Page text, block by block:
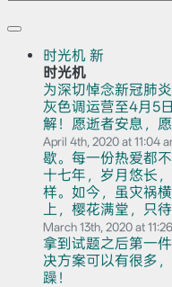
时光机 新
时光机
为深切悼念新冠肺
灰色调运营至4月5
解！愿逝者安息，
April 4th, 2020 at 11:04
歇。每一份热爱都
十七年，岁月悠长
样。如今，虽灾祸
上，樱花满堂，只
March 13th, 2020 at
拿到试题之后第一
决方案可以有很多
躁！